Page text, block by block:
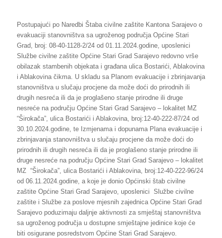
Postupajući po Naredbi Štaba civilne zaštite Kantona Sarajevo o
evakuaciji stanovništva sa ugroženog područja Općine Stari
Grad, broj: 08-40-1128-2/24 od 01.11.2024.godine, uposlenici
Službe civilne zaštite Općine Stari Grad Sarajevo redovno vrše
obilazak stambenih objekata i građana ulica Bostarići, Ablakovina
i Ablakovina čikma. U skladu sa Planom evakuacije i zbrinjavanja
stanovništva u slučaju procjene da može doći do prirodnih ili
drugih nesreća ili da je proglašeno stanje prirodne ili druge
nesreće na području Općine Stari Grad Sarajevo – lokalitet MZ
“Širokača”, ulica Bostarići i Ablakovina, broj:12-40-222-87/24 od
30.10.2024.godine, te Izmjenama i dopunama Plana evakuacije i
zbrinjavanja stanovništva u slučaju procjene da može doći do
prirodnih ili drugih nesreća ili da je proglašeno stanje prirodne ili
druge nesreće na području Općine Stari Grad Sarajevo – lokalitet
MZ “Širokača”, ulica Bostarići i Ablakovina, broj:12-40-222-96/24
od 06.11.2024.godine, a koje je donio Općinski štab civilne
zaštite Općine Stari Grad Sarajevo, uposlenici Službe civilne
zaštite i Službe za poslove mjesnih zajednica Općine Stari Grad
Sarajevo poduzimaju daljnje aktivnosti za smještaj stanovništva
sa ugroženog područja u dostupne smještajne jedinice koje će
biti osigurane posredstvom Općine Stari Grad Sarajevo.